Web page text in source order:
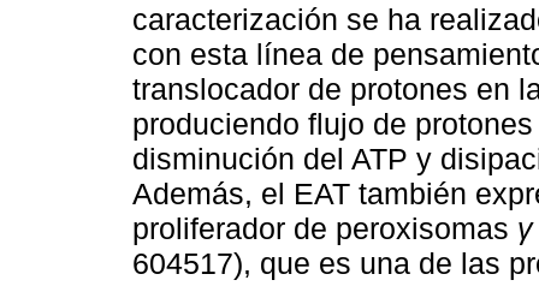
caracterización se ha
con esta línea de
translocador de protones en
produciendo flujo de
disminución del ATP y
Además, el EAT también
proliferador de peroxisomas γ
604517), que es una de las